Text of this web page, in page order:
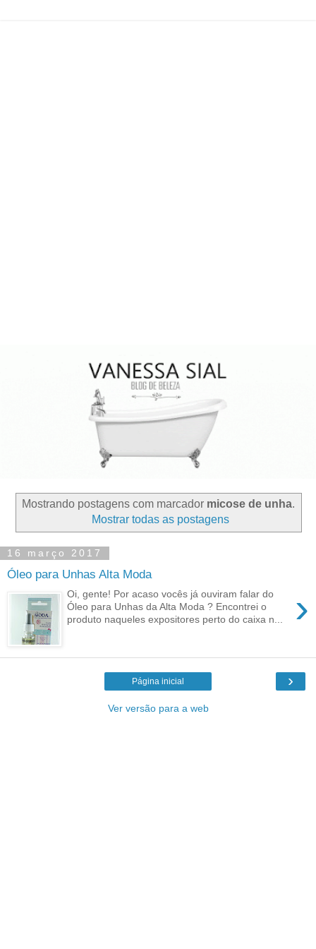
Mostrando postagens com marcador micose de unha.
Mostrar todas as postagens
16 março 2017
Óleo para Unhas Alta Moda
›
Oi, gente! Por acaso vocês já ouviram falar do
Óleo para Unhas da Alta Moda ? Encontrei o
produto naqueles expositores perto do caixa n...
›
Página inicial
Ver versão para a web